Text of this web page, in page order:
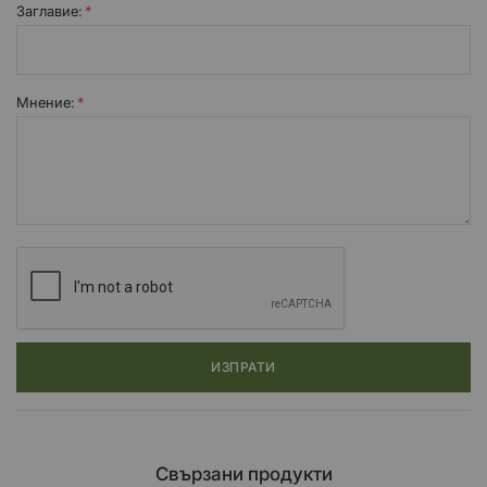
Заглавиe:
Мнение:
ИЗПРАТИ
Свързани продукти